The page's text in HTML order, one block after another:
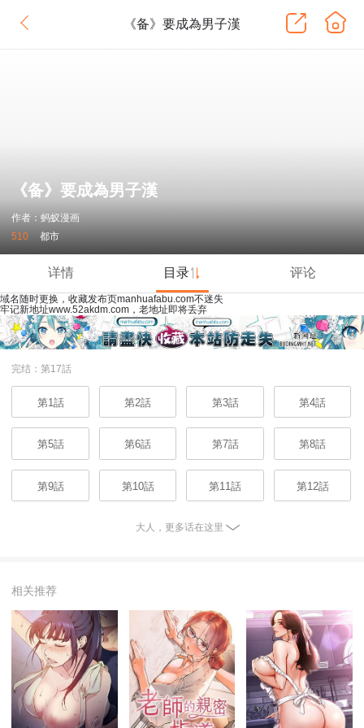
《备》要成為男子漢
《备》要成為男子漢
作者：蚂蚁漫画
510
都市
详情 目录 评论
域名随时更换，收藏发布页manhuafabu.com不迷失
牢记新地址www.52akdm.com，老地址即将丢弃
完结：第17話
第1話 第2話 第3話 第4話
第5話 第6話 第7話 第8話
第9話 第10話 第11話 第12話
大人，更多话在这里
相关推荐